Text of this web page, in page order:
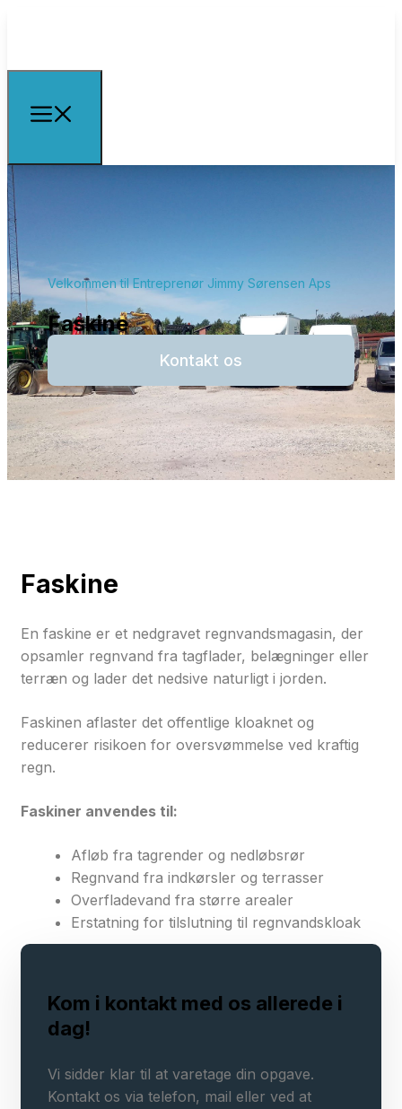
Velkommen til Entreprenør Jimmy Sørensen Aps
Faskine
Kontakt os
Faskine
En faskine er et nedgravet regnvandsmagasin, der
opsamler regnvand fra tagflader, belægninger eller
terræn og lader det nedsive naturligt i jorden.
Faskinen aflaster det offentlige kloaknet og
reducerer risikoen for oversvømmelse ved kraftig
regn.
Faskiner anvendes til:
Afløb fra tagrender og nedløbsrør
Regnvand fra indkørsler og terrasser
Overfladevand fra større arealer
Erstatning for tilslutning til regnvandskloak
Kom i kontakt med os allerede i
dag!
Vi sidder klar til at varetage din opgave.
Kontakt os via telefon, mail eller ved at